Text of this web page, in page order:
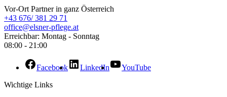
Vor-Ort Partner in ganz Österreich
+43 676/ 381 29 71
office@elsner-pflege.at
Erreichbar: Montag - Sonntag
08:00 - 21:00
Facebook LinkedIn
YouTube
Wichtige Links